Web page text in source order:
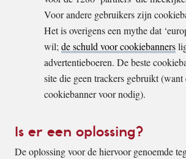
Voor andere gebruikers zijn
Het is overigens een mythe dat
wil; de schuld voor cookiebanners
advertentieboeren. De beste
site die geen trackers gebruikt (want
cookiebanner voor nodig).
Is er een oplossing?
De oplossing voor de hiervoor genoemde